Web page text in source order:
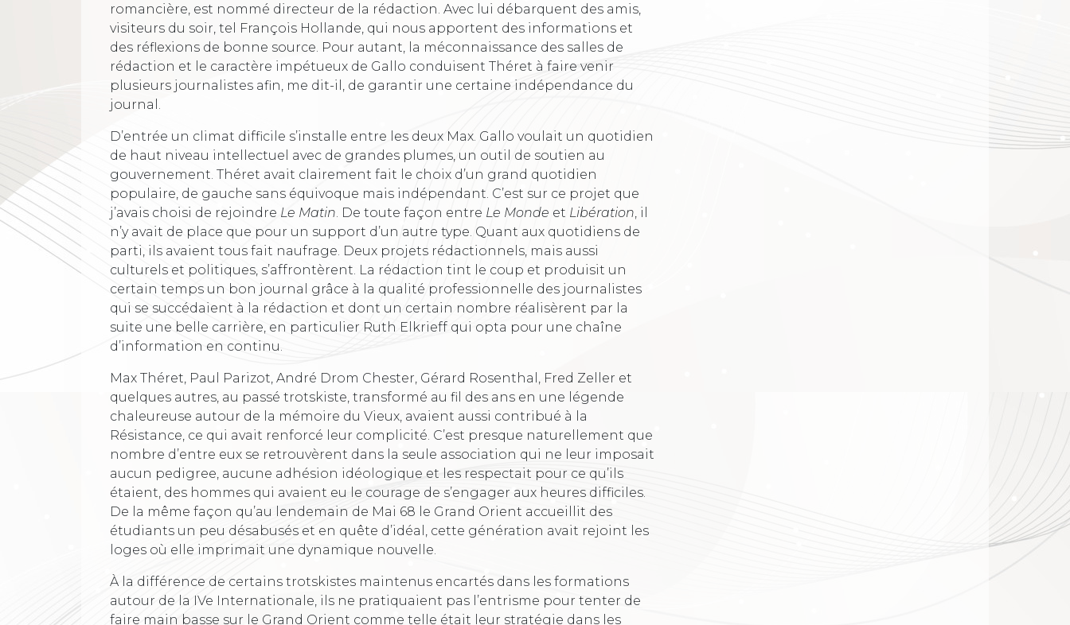
romancière, est nommé directeur de la rédaction. Avec lui débarquent des amis,
visiteurs du soir, tel François Hollande, qui nous apportent des informations et
des réflexions de bonne source. Pour autant, la méconnaissance des salles de
rédaction et le caractère impétueux de Gallo conduisent Théret à faire venir
plusieurs journalistes afin, me dit-il, de garantir une certaine indépendance du
journal.
D’entrée un climat difficile s’installe entre les deux Max. Gallo voulait un quotidien
de haut niveau intellectuel avec de grandes plumes, un outil de soutien au
gouvernement. Théret avait clairement fait le choix d’un grand quotidien
populaire, de gauche sans équivoque mais indépendant. C’est sur ce projet que
j’avais choisi de rejoindre Le Matin. De toute façon entre Le Monde et Libération, il
n’y avait de place que pour un support d’un autre type. Quant aux quotidiens de
parti, ils avaient tous fait naufrage. Deux projets rédactionnels, mais aussi
culturels et politiques, s’affrontèrent. La rédaction tint le coup et produisit un
certain temps un bon journal grâce à la qualité professionnelle des journalistes
qui se succédaient à la rédaction et dont un certain nombre réalisèrent par la
suite une belle carrière, en particulier Ruth Elkrieff qui opta pour une chaîne
d’information en continu.
Max Théret, Paul Parizot, André Drom Chester, Gérard Rosenthal, Fred Zeller et
quelques autres, au passé trotskiste, transformé au fil des ans en une légende
chaleureuse autour de la mémoire du Vieux, avaient aussi contribué à la
Résistance, ce qui avait renforcé leur complicité. C’est presque naturellement que
nombre d’entre eux se retrouvèrent dans la seule association qui ne leur imposait
aucun pedigree, aucune adhésion idéologique et les respectait pour ce qu’ils
étaient, des hommes qui avaient eu le courage de s’engager aux heures difficiles.
De la même façon qu’au lendemain de Mai 68 le Grand Orient accueillit des
étudiants un peu désabusés et en quête d’idéal, cette génération avait rejoint les
loges où elle imprimait une dynamique nouvelle.
À la différence de certains trotskistes maintenus encartés dans les formations
autour de la IVe Internationale, ils ne pratiquaient pas l’entrisme pour tenter de
faire main basse sur le Grand Orient comme telle était leur stratégie dans les